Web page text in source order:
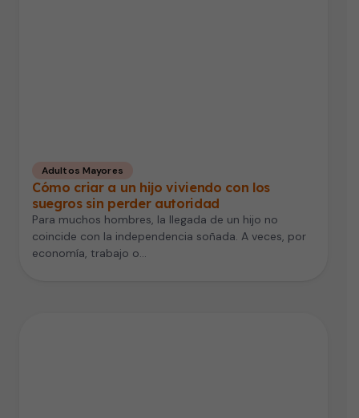
Adultos Mayores
Cómo criar a un hijo viviendo con los
suegros sin perder autoridad
Para muchos hombres, la llegada de un hijo no
coincide con la independencia soñada. A veces, por
economía, trabajo o…